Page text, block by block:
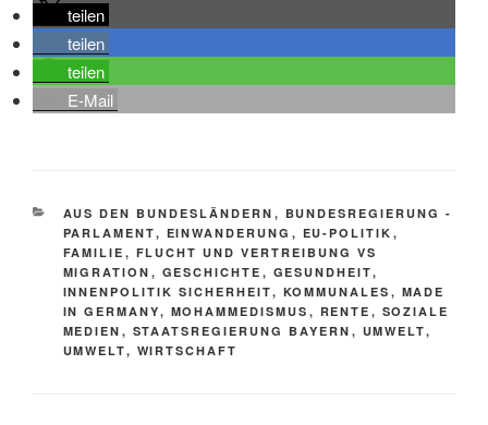
teilen
teilen
teilen
E-Mail
KATEGORIEN
AUS DEN BUNDESLÄNDERN , BUNDESREGIERUNG -
PARLAMENT, EINWANDERUNG , EU-POLITIK ,
FAMILIE , FLUCHT UND VERTREIBUNG VS
MIGRATION , GESCHICHTE , GESUNDHEIT,
INNENPOLITIK SICHERHEIT, KOMMUNALES , MADE
IN GERMANY, MOHAMMEDISMUS , RENTE , SOZIALE
MEDIEN , STAATSREGIERUNG BAYERN , UMWELT,
UMWELT, WIRTSCHAFT